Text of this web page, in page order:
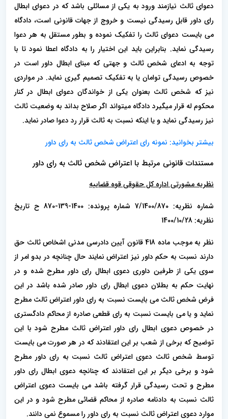
دعوای ثالث نیازمند ورود به یکی از مسائلی باشد که در دعوای ابطال
رای داور قابل رسیدگی نیست و خروج از جهات قانونی است، دادگاه
می بایست دعوای ثالث را تفکیک نموده و بطور مستقل به هر دعوا
رسیدگی نماید. بنابراین باید این اختیار را به دادگاه اعطا نمود تا با
توجه به ادعای شخص ثالث و جهتی که مبنای ابطال داور است در
خصوص رسیدگی توامان یا به تفکیک تصمیم گیری نماید. در مواردی
نیز که شخص ثالث بعنوان یکی از خواندگان دعوای ابطال در کنار
محکوم له قرار میگیرد دادگاه میتواند اگر صلاح بداند به وضعیت ثالث
نیز رسیدگی نماید و یا اینکه نسبت به ثالث قرار رد دعوا صادر نماید.
بیشتر بخوانید: نمونه رای اعتراض شخص ثالث به رای داور
مستندات قانونی مرتبط با اعتراض شخص ثالث به رای داور
نظریه مشورتی اداره کل حقوقی قوه قضاییه
شماره نظریه: 7/1400/870 شماره پرونده: 1400-139-870 ح تاریخ
نظریه: 1400/10/28
نظر به موجب ماده 418 قانون آیین دادرسی مدنی اشخاص ثالث حق
دارند نسبت به حکم داور نیز اعتراض نمایند حال چنانچه در بدو امر از
سوی یکی از طرفین داوری دعوی ابطال رای داور مطرح شده و در
نهایت حکم به بطلان دعوی ابطال رای داور صادر شده باشد در این
فرض شخص ثالث می بایست نسبت به رای داور اعتراض ثالث مطرح
نماید و یا می بایست نسبت به رای قطعی صادره از محاکم دادگستری
در خصوص دعوی ابطال رای داور اعتراض ثالث مطرح شود با این
توضیح که برخی از شعب بر این اعتقادند که در هر صورت می بایست
توسط شخص ثالث دعوی اعتراض ثالث نسبت به رای داور مطرح
شود و برخی دیگر بر این اعتقادند که چنانچه دعوی ابطال رای داور
مطرح و تحت رسیدگی قرار گرفته باشد می بایست دعوی اعتراض
ثالث نسبت به دادنامه صادره از محاکم قضائی مطرح شود و در این
موارد دعوی اعتراض ثالث نسبت به رای داور را مسموع نمی دانند.